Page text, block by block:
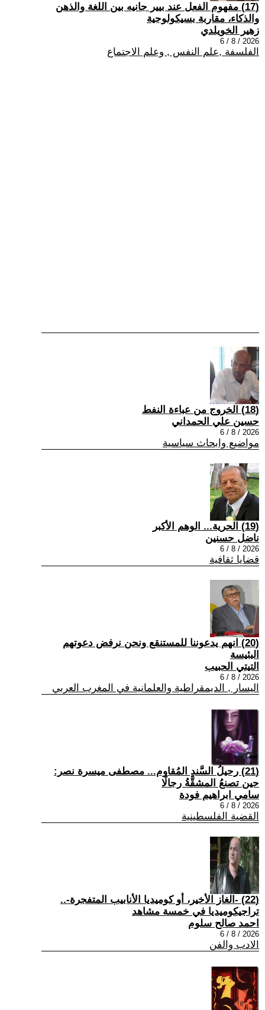
(17) مفهوم الفعل عند بيير جانيه بين اللغة والذهن
والذكاء، مقاربة بسيكولوجية
زهير الخويلدي
2026 / 8 / 6
الفلسفة ,علم النفس , وعلم الاجتماع
(18) الخروج من عباءة النفط
حسين علي الحمداني
2026 / 8 / 6
مواضيع وابحاث سياسية
(19) الحرية... الوهم الأكبر
ناضل حسنين
2026 / 8 / 6
قضايا ثقافية
(20) انهم يدعوننا للمستنقع ونحن نرفض دعوتهم
البئيسة
التيتي الحبيب
2026 / 8 / 6
اليسار , الديمقراطية والعلمانية في المغرب العربي
(21) رحيلُ السَّندِ المُقاوم... مصطفى ميسرة نصر:
حين تصنعُ المشقَّةُ رجالًا
سامي ابراهيم فودة
2026 / 8 / 6
القضية الفلسطينية
(22) -الغاز الأخير، أو كوميديا الأنابيب المتفجرة-..
تراجيكوميديا في خمسة مشاهد
احمد صالح سلوم
2026 / 8 / 6
الادب والفن